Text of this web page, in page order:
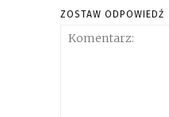
ZOSTAW ODPOWIEDŹ